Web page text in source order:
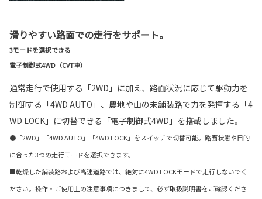
滑りやすい路面での走行をサポート。
3モードを選択できる
電子制御式4WD（CVT車）
通常走行で使用する「2WD」に加え、路面状況に応じて駆動力を
制御する「4WD AUTO」、農地や山の未舗装路で力を発揮する「4
WD LOCK」に切替できる「電子制御式4WD」を搭載しました。
●「2WD」「4WD AUTO」「4WD LOCK」をスイッチで切替可能。路面状態や目的
に合った3つの走行モードを選択できます。
■乾燥した舗装路および高速道路では、絶対に4WD LOCKモードで走行しないでく
ださい。操作・ご使用上の注意事項につきまして、必ず取扱説明書をご確認くださ